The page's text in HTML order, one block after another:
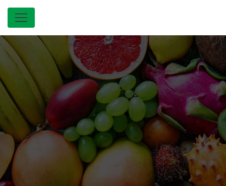
Panneau de gestion des cookies